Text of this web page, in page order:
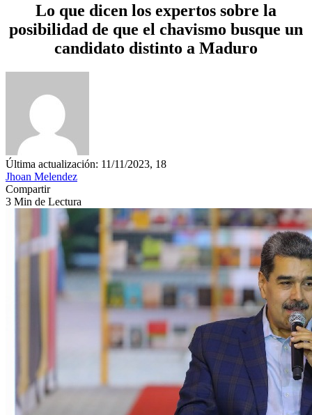
Lo que dicen los expertos sobre la
posibilidad de que el chavismo busque un
candidato distinto a Maduro
Última actualización: 11/11/2023, 18
Jhoan Melendez
Compartir
3 Min de Lectura